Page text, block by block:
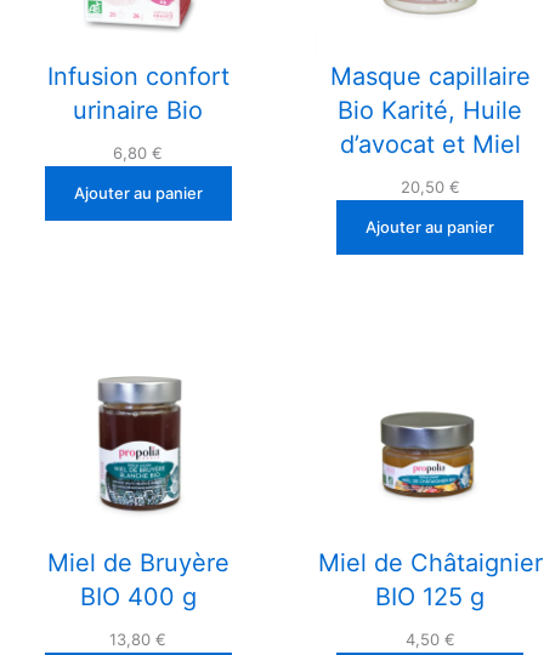
Infusion confort
urinaire Bio
6,80€
Ajouter au panier
Masque capillaire
Bio Karité, Huile
d’avocat et Miel
20,50 €
Ajouter au panier
Miel de Bruyère
BIO 400 g
13,80€
Miel de Châtaignier
BIO 125 g
4,50 €